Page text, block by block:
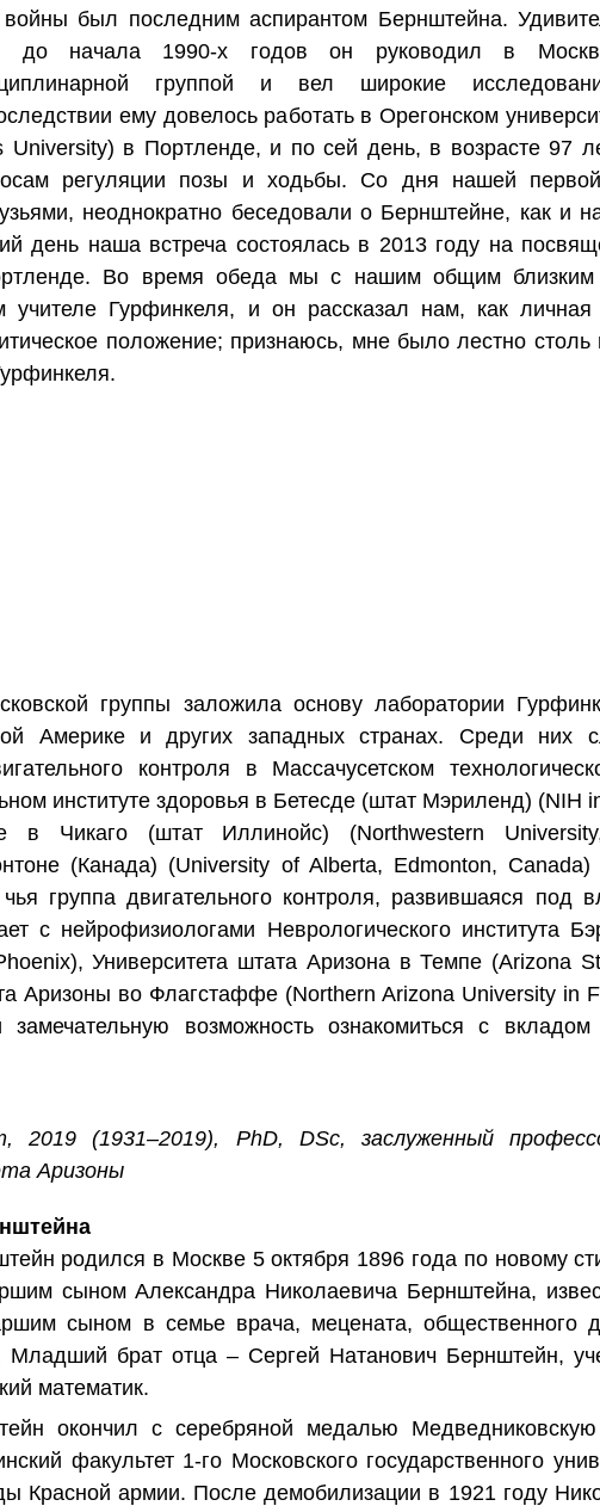
был последним аспирантом Бернштейна.
до начала 1990‐х годов он руководил в
группой и вел широкие
ему довелось работать в Орегонском
в Портленде, и по сей день, в возрасте 97
регуляции позы и ходьбы. Со дня нашей
неоднократно беседовали о Бернштейне, как и
день наша встреча состоялась в 2013 году на
Во время обеда мы с нашим общим
Гурфинкеля, и он рассказал нам, как личная
положение; признаюсь, мне было лестно столь
группы заложила основу лаборатории
Америке и других западных странах. Среди них
контроля в Массачусетском
институте здоровья в Бетесде (штат Мэриленд) (NIH
в Чикаго (штат Иллинойс) (Northwestern
(Канада) (University of Alberta, Edmonton, Canada)
группа двигательного контроля, развившаяся под
с нейрофизиологами Неврологического института
Университета штата Аризона в Темпе (Arizona
Аризоны во Флагстаффе (Northern Arizona University in
замечательную возможность ознакомиться с
(1931–2019), PhD, DSc, заслуженный
Аризоны
родился в Москве 5 октября 1896 года по новому
сыном Александра Николаевича Бернштейна,
сыном в семье врача, мецената, общественного
брат отца – Сергей Натанович Бернштейн,
математик.
окончил с серебряной медалью
факультет 1‐го Московского государственного
Красной армии. После демобилизации в 1921 году